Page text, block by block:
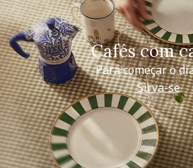
Cafés com
Para começar o
Sirva-se